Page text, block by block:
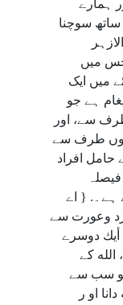
ہمارے
سوچنا
جس میں
میں ایک
ہے جو
سے، اور
طرف سے
حامل افراد
ہے۔. { اے
وعورت سے
أيك دوسرے
الله كے
سب سے
او ر